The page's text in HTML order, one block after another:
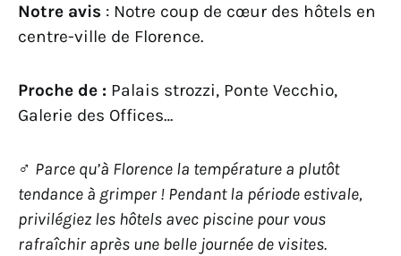
Notre avis : Notre coup de cœur des hôtels en
centre-ville de Florence.
Proche de : Palais strozzi, Ponte Vecchio,
Galerie des Offices…
‍♂️ Parce qu’à Florence la température a plutôt
tendance à grimper ! Pendant la période estivale,
privilégiez les hôtels avec piscine pour vous
rafraîchir après une belle journée de visites.